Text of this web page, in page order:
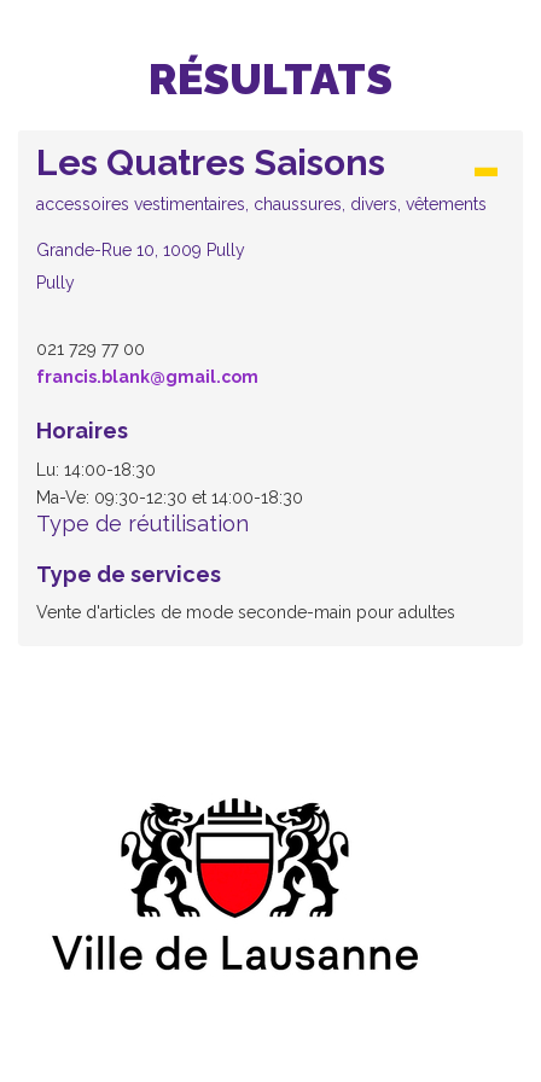
RÉSULTATS
Les Quatres Saisons
accessoires vestimentaires, chaussures, divers, vêtements
Grande-Rue 10, 1009 Pully
Pully
021 729 77 00
francis.blank@gmail.com
Horaires
Lu: 14:00-18:30
Ma-Ve: 09:30-12:30 et 14:00-18:30
Type de réutilisation
Type de services
Vente d'articles de mode seconde-main pour adultes